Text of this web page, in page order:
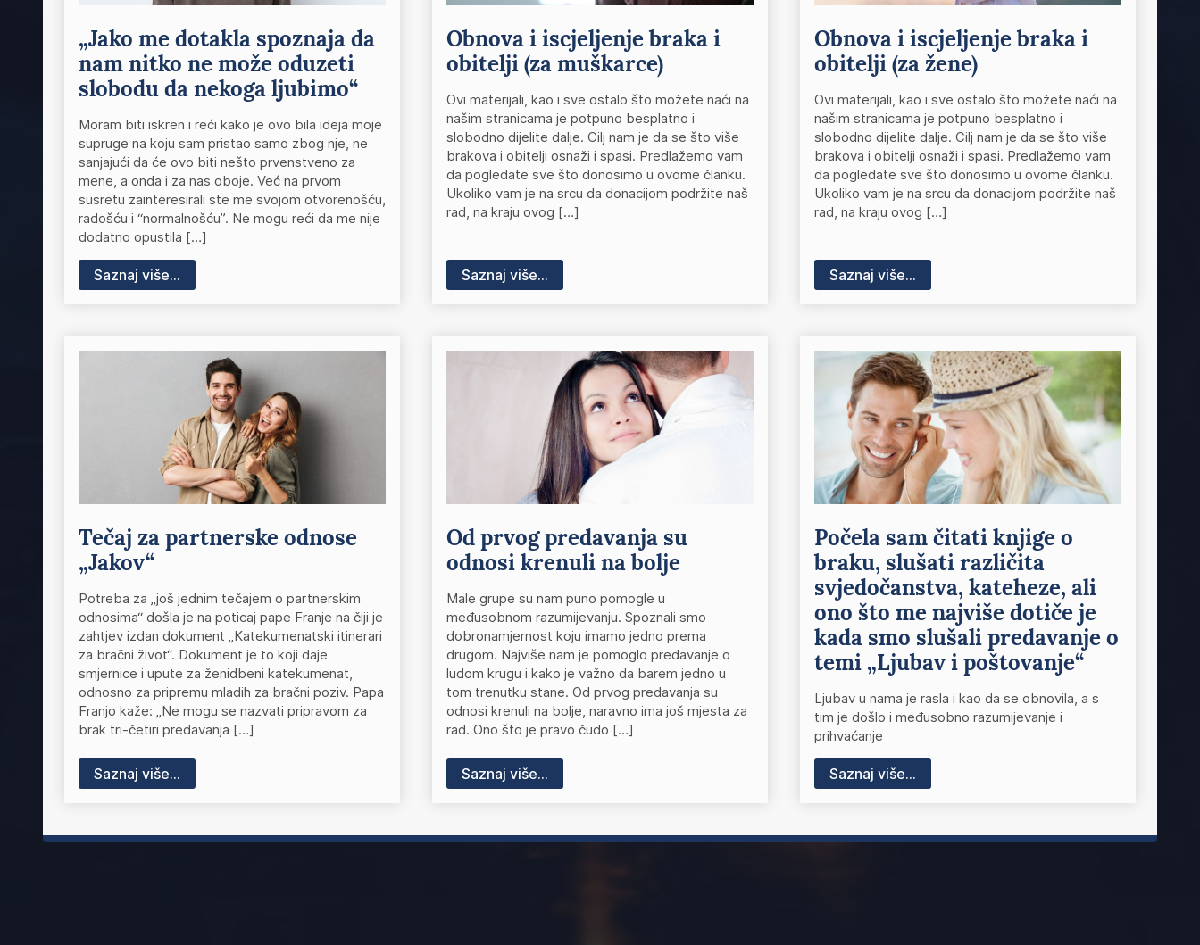
„Jako me dotakla spoznaja da
nam nitko ne može oduzeti
slobodu da nekoga ljubimo“
Moram biti iskren i reći kako je ovo bila ideja moje
supruge na koju sam pristao samo zbog nje, ne
sanjajući da će ovo biti nešto prvenstveno za
mene, a onda i za nas oboje. Već na prvom
susretu zainteresirali ste me svojom otvorenošću,
radošću i “normalnošću”. Ne mogu reći da me nije
dodatno opustila […]
Saznaj više...
Obnova i iscjeljenje braka i
obitelji (za muškarce)
Ovi materijali, kao i sve ostalo što možete naći na
našim stranicama je potpuno besplatno i
slobodno dijelite dalje. Cilj nam je da se što više
brakova i obitelji osnaži i spasi. Predlažemo vam
da pogledate sve što donosimo u ovome članku.
Ukoliko vam je na srcu da donacijom podržite naš
rad, na kraju ovog […]
Saznaj više...
Obnova i iscjeljenje braka i
obitelji (za žene)
Ovi materijali, kao i sve ostalo što možete naći na
našim stranicama je potpuno besplatno i
slobodno dijelite dalje. Cilj nam je da se što više
brakova i obitelji osnaži i spasi. Predlažemo vam
da pogledate sve što donosimo u ovome članku.
Ukoliko vam je na srcu da donacijom podržite naš
rad, na kraju ovog […]
Saznaj više...
Tečaj za partnerske odnose
„Jakov“
Potreba za „još jednim tečajem o partnerskim
odnosima“ došla je na poticaj pape Franje na čiji je
zahtjev izdan dokument „Katekumenatski itinerari
za bračni život“. Dokument je to koji daje
smjernice i upute za ženidbeni katekumenat,
odnosno za pripremu mladih za bračni poziv. Papa
Franjo kaže: „Ne mogu se nazvati pripravom za
brak tri-četiri predavanja […]
Saznaj više...
Od prvog predavanja su
odnosi krenuli na bolje
Male grupe su nam puno pomogle u
međusobnom razumijevanju. Spoznali smo
dobronamjernost koju imamo jedno prema
drugom. Najviše nam je pomoglo predavanje o
ludom krugu i kako je važno da barem jedno u
tom trenutku stane. Od prvog predavanja su
odnosi krenuli na bolje, naravno ima još mjesta za
rad. Ono što je pravo čudo […]
Saznaj više...
Počela sam čitati knjige o
braku, slušati različita
svjedočanstva, kateheze, ali
ono što me najviše dotiče je
kada smo slušali predavanje o
temi „Ljubav i poštovanje“
Ljubav u nama je rasla i kao da se obnovila, a s
tim je došlo i međusobno razumijevanje i
prihvaćanje
Saznaj više...